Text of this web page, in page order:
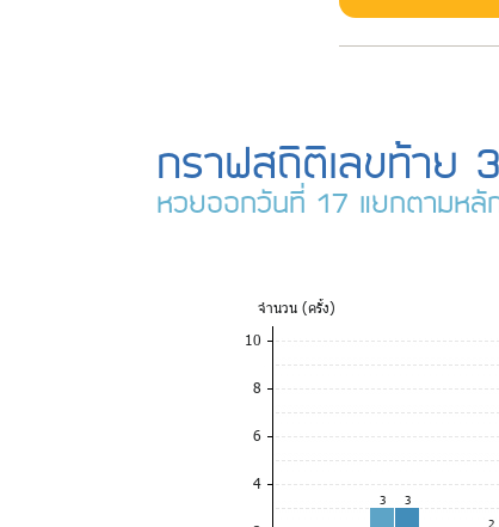
กราฟสถิติเลขท้าย
หวยออกวันที่ 17 แยกตามหลั
จำนวน (ครั้ง)
10
8
6
4
3 3
2